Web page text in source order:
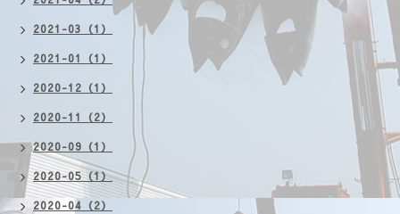
2021-03（1）
2021-01（1）
2020-12（1）
2020-11（2）
2020-09（1）
2020-05（1）
2020-04（2）